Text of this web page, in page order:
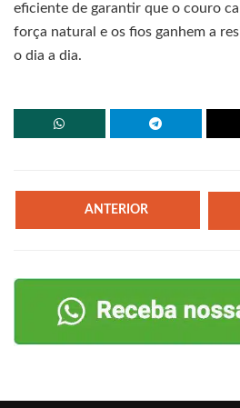
eficiente de garantir que o couro
força natural e os fios ganhem a
o dia a dia.
ANTERIOR